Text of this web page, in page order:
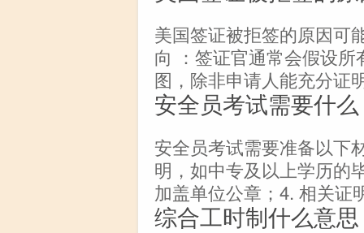
美国签证被拒签的原因可
向 ：签证官通常会假设
图，除非申请人能充分证
安全员考试需要什么
安全员考试需要准备以下
明，如中专及以上学历的
加盖单位公章；4. 相关
综合工时制什么意思